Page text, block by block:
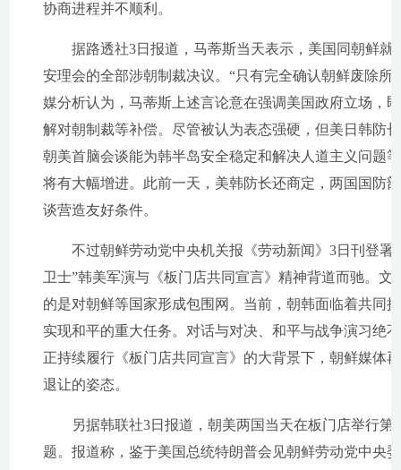
协商进程并不顺利。
据路透社3日报道，马蒂斯当天表示，美国同朝鲜就
安理会的全部涉朝制裁决议。“只有完全确认朝鲜废除
媒分析认为，马蒂斯上述言论意在强调美国政府立场，
解对朝制裁等补偿。尽管被认为表态强硬，但美日韩防
朝美首脑会谈能为韩半岛安全稳定和解决人道主义问题
将有大幅增进。此前一天，美韩防长还商定，两国国防
谈营造友好条件。
不过朝鲜劳动党中央机关报《劳动新闻》3日刊登署
卫士”韩美军演与《板门店共同宣言》精神背道而驰。
的是对朝鲜等国家形成包围网。当前，朝韩面临着共同
实现和平的重大任务。对话与对决、和平与战争演习绝
正持续履行《板门店共同宣言》的大背景下，朝鲜媒体
退让的姿态。
另据韩联社3日报道，朝美两国当天在板门店举行第
题。报道称，鉴于美国总统特朗普会见朝鲜劳动党中央